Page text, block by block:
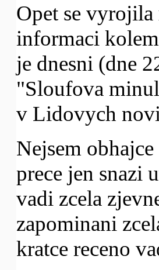
Opet se
informaci
je dnesni (dne
"Sloufova
v Lidovych
Nejsem
prece jen snazi
vadi zcela
zapominani
kratce receno